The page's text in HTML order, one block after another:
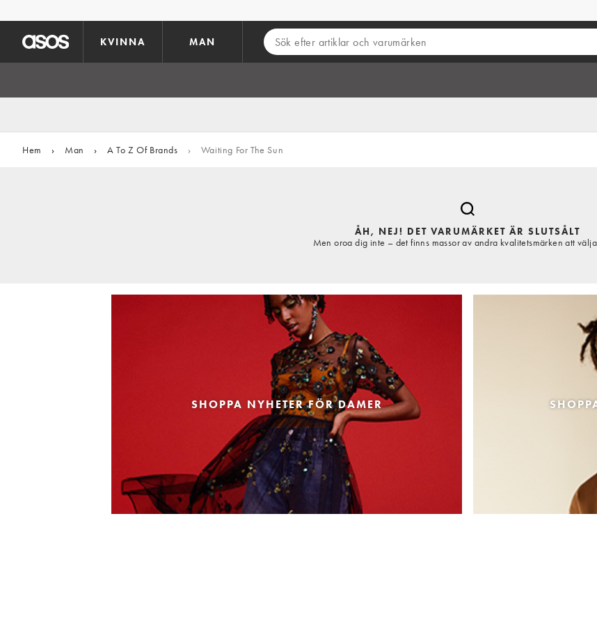
KVINNA MAN
Hem › Man › A To Z Of Brands › Waiting For The Sun
ÅH, NEJ! DET VARUMÄRKET ÄR SLUTSÅLT
Men oroa dig inte – det finns massor av andra kvalitetsmärken att
SHOPPA NYHETER FÖR DAMER